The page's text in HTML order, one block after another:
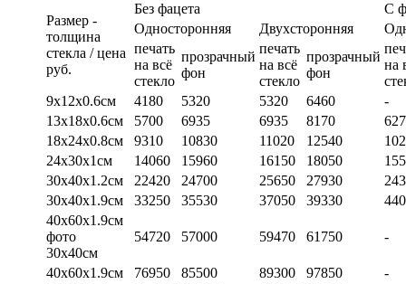
Размер -
толщина
стекла / цена
руб.
Без фацета
С
Односторонняя
Двухсторонняя
печать
на всё
стекло
прозрачный
фон
печать
на всё
стекло
прозрачный
фон
на
9х12х0.6см
4180 5320 5320 6460
-
13х18х0.6см
5700 6935 6935 8170
18х24х0.8см
9310 10830 11020 12540
24х30х1см
14060 15960 16150 18050
30х40х1.2см
22420 24700 25650 27930
30х40х1.9см
33250 35530 37050 39330
40х60х1.9см
фото
30х40см
54720 57000 59470 61750 -
40х60х1.9см 76950 85500 89300 97850
-